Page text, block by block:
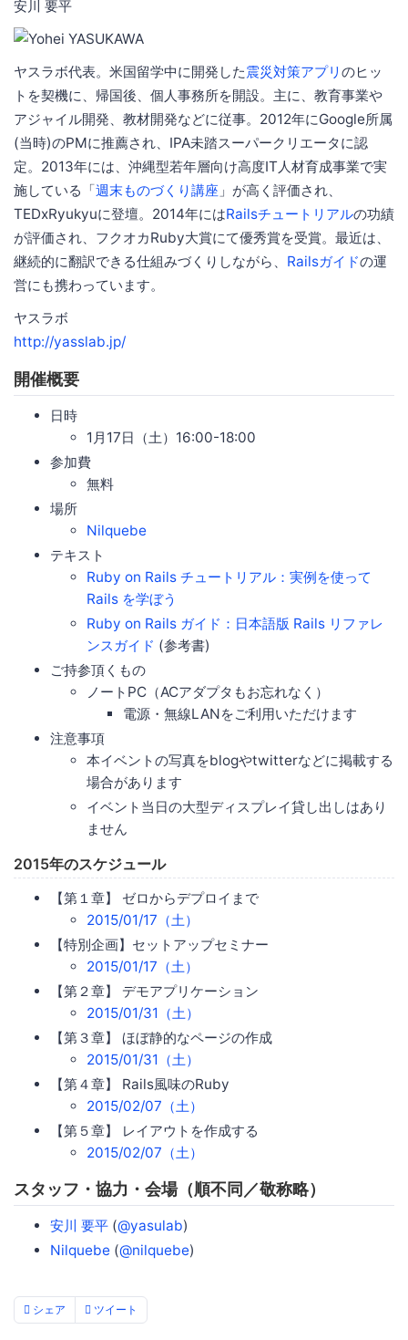
安川 要平
ヤスラボ代表。米国留学中に開発した震災対策アプリ のヒッ
トを契機に、帰国後、個人事務所を開設。主に、教育事業や
アジャイル開発、教材開発などに従事。2012年にGoogle所属
(当時)のPMに推薦され、IPA未踏スーパークリエータに認
定。2013年には、沖縄型若年層向け高度IT人材育成事業で実
施している「週末ものづくり講座 」が高く評価され、
TEDxRyukyuに登壇。2014年にはRailsチュートリアルの功績
が評価され、フクオカRuby大賞にて優秀賞を受賞。最近は、
継続的に翻訳できる仕組みづくりしながら、 Railsガイドの運
営にも携わっています。
ヤスラボ
http://yasslab.jp/
開催概要
日時
1月17日（土）16:00-18:00
参加費
無料
場所
Nilquebe
テキスト
Ruby on Rails チュートリアル：実例を使って
Rails を学ぼう
Ruby on Rails ガイド：日本語版 Rails リファレ
ンスガイド (参考書)
ご持参頂くもの
ノートPC（ACアダプタもお忘れなく）
電源・無線LANをご利用いただけます
注意事項
本イベントの写真をblogやtwitterなどに掲載する
場合があります
イベント当日の大型ディスプレイ貸し出しはあり
ません
2015年のスケジュール
【第１章】 ゼロからデプロイまで
2015/01/17（土）
【特別企画】セットアップセミナー
2015/01/17（土）
【第２章】 デモアプリケーション
2015/01/31（土）
【第３章】 ほぼ静的なページの作成
2015/01/31（土）
【第４章】 Rails風味のRuby
2015/02/07（土）
【第５章】 レイアウトを作成する
2015/02/07（土）
スタッフ・協力・会場（順不同／敬称略）
安川 要平 (@yasulab)
Nilquebe (@nilquebe)
シェア ツイート